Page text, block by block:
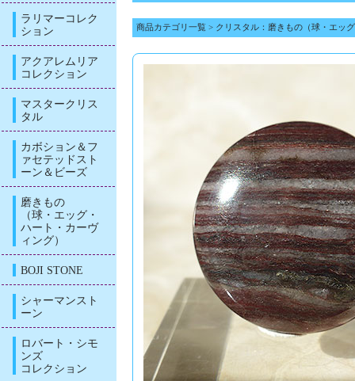
ラリマーコレク
ション
アクアレムリア
コレクション
マスタークリス
タル
カボション＆フ
ァセテッドスト
ーン＆ビーズ
磨きもの
（球・エッグ・
ハート・カーヴ
ィング）
BOJI STONE
シャーマンスト
ーン
ロバート・シモ
ンズ
コレクション
商品カテゴリ一覧 > クリスタル：磨きもの（球・エッ